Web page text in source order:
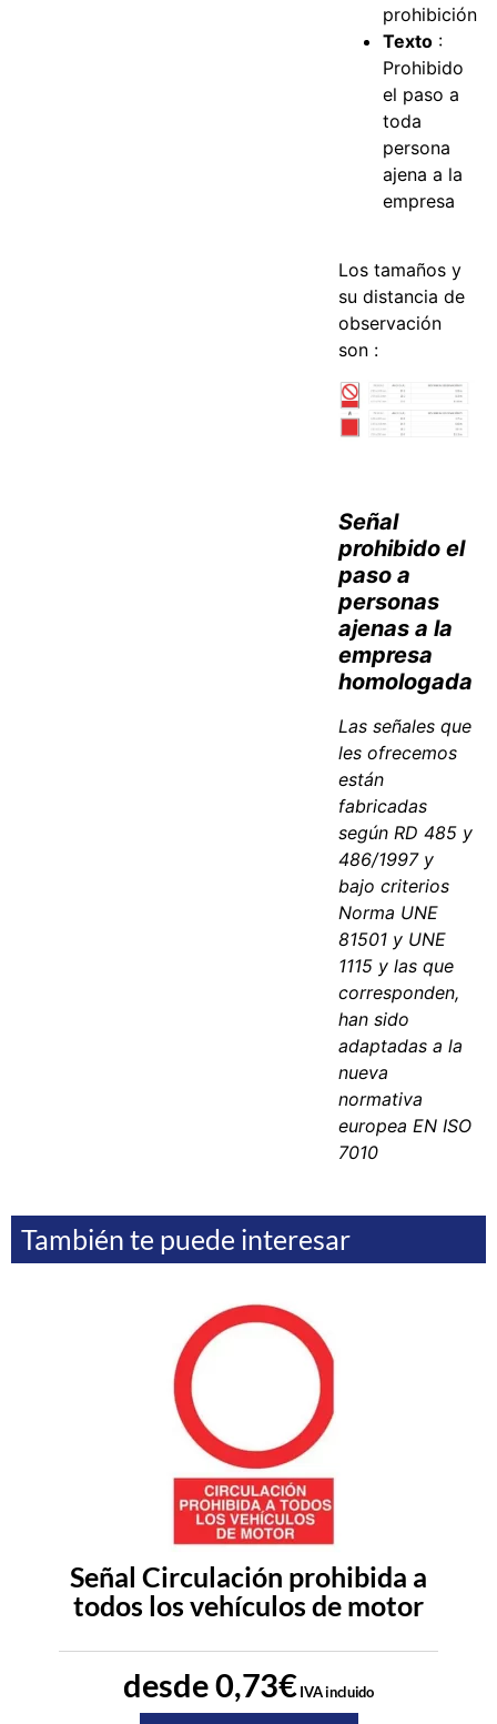
prohibición
Texto :
Prohibido
el paso a
toda
persona
ajena a la
empresa
Los tamaños y
su distancia de
observación
son :
Señal
prohibido el
paso a
personas
ajenas a la
empresa
homologada
Las señales que
les ofrecemos
están
fabricadas
según RD 485 y
486/1997 y
bajo criterios
Norma UNE
81501 y UNE
1115 y las que
corresponden,
han sido
adaptadas a la
nueva
normativa
europea EN ISO
7010
También te puede interesar
Señal Circulación prohibida a
todos los vehículos de motor
desde0,73€IVA incluido